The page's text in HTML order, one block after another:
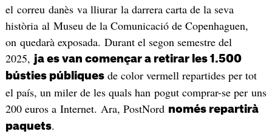
el correu danès va lliurar la darrera carta de la seva
història al Museu de la Comunicació de Copenhaguen,
on quedarà exposada. Durant el segon semestre del
2025, ja es van començar a retirar les 1.500
bústies públiquesde color vermell repartides per tot
el país, un miler de les quals han pogut comprar-se per uns
200 euros a Internet. Ara, PostNord només repartirà
paquets.